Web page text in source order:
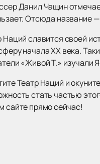
Данил Чащин
Отсюда название
Наций славится своей
начала XX века.
«Живой Т.» изучали
Театр Наций и
стать частью
сайте прямо сейчас!